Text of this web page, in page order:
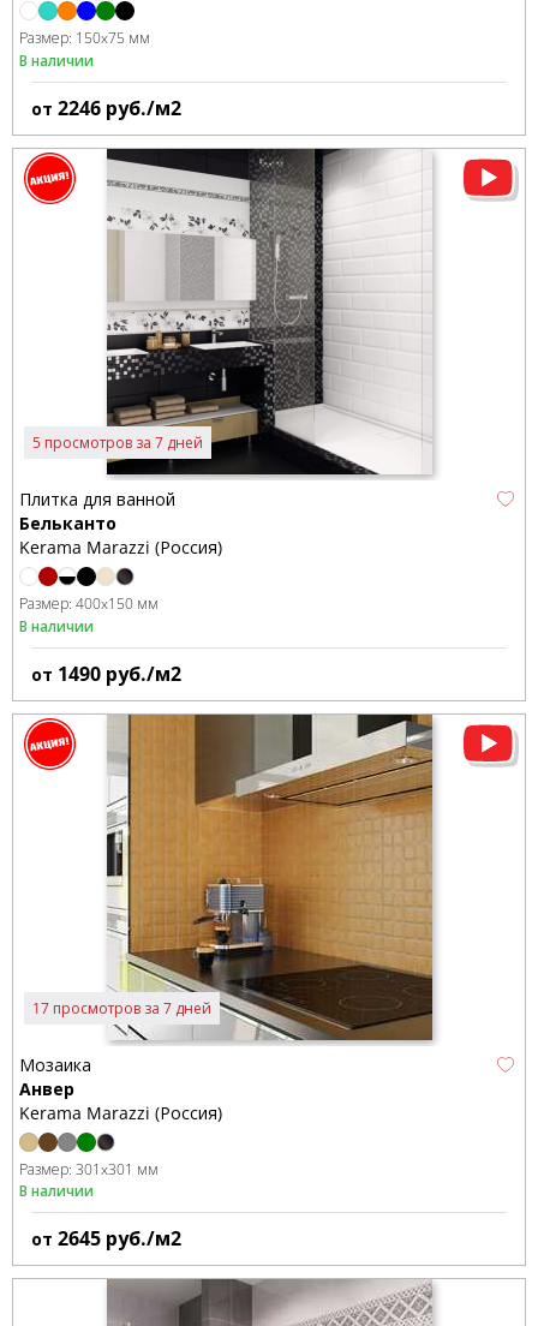
Размер: 150x75 мм
В наличии
от 2246 руб./м2
5 просмотров за 7 дней
Плитка для ванной
Бельканто
Kerama Marazzi (Россия)
Размер: 400x150 мм
В наличии
от 1490 руб./м2
17 просмотров за 7 дней
Мозаика
Анвер
Kerama Marazzi (Россия)
Размер: 301x301 мм
В наличии
от 2645 руб./м2